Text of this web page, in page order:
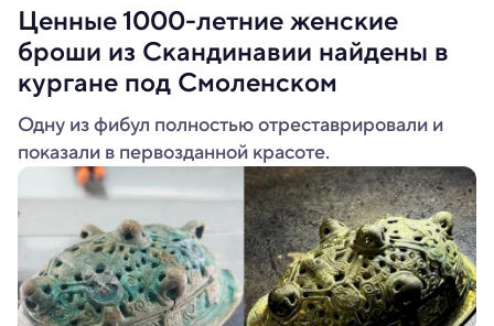
Ценные 1000-летние женские
броши из Скандинавии найдены в
кургане под Смоленском
Одну из фибул полностью отреставрировали и
показали в первозданной красоте.